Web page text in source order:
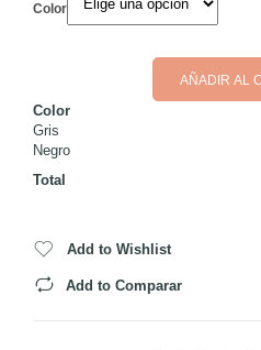
Color
AÑADIR AL
Color
Gris
Negro
Total
Add to Wishlist
Add to Comparar